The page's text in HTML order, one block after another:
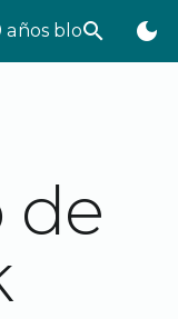
años bloggeando
search dark_mode
de